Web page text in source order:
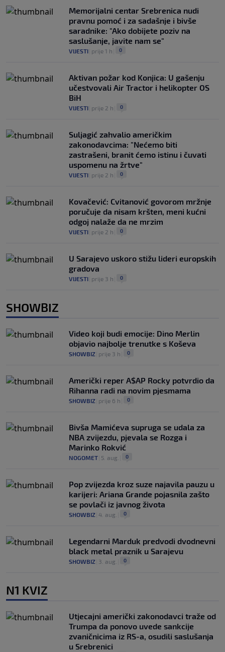
Memorijalni centar Srebrenica nudi
pravnu pomoć i za sadašnje i bivše
saradnike: "Ako dobijete poziv na
saslušanje, javite nam se"
VIJESTI prije 1 h 0
Aktivan požar kod Konjica: U gašenju
učestvovali Air Tractor i helikopter OS
BiH
VIJESTI prije 2 h 0
Suljagić zahvalio američkim
zakonodavcima: "Nećemo biti
zastrašeni, branit ćemo istinu i čuvati
uspomenu na žrtve"
VIJESTI prije 2 h 0
Kovačević: Cvitanović govorom mržnje
poručuje da nisam kršten, meni kućni
odgoj nalaže da ne mrzim
VIJESTI prije 2 h 0
U Sarajevo uskoro stižu lideri europskih
gradova
VIJESTI prije 3 h 0
SHOWBIZ
Video koji budi emocije: Dino Merlin
objavio najbolje trenutke s Koševa
SHOWBIZ prije 3 h 0
Američki reper A$AP Rocky potvrdio da
Rihanna radi na novim pjesmama
SHOWBIZ prije 6 h 0
Bivša Mamićeva supruga se udala za
NBA zvijezdu, pjevala se Rozga i
Marinko Rokvić
NOGOMET 5. aug. 0
Pop zvijezda kroz suze najavila pauzu u
karijeri: Ariana Grande pojasnila zašto
se povlači iz javnog života
SHOWBIZ 4. aug. 0
Legendarni Marduk predvodi dvodnevni
black metal praznik u Sarajevu
SHOWBIZ 3. aug. 0
N1 KVIZ
Utjecajni američki zakonodavci traže od
Trumpa da ponovo uvede sankcije
zvaničnicima iz RS-a, osudili saslušanja
u Srebrenici